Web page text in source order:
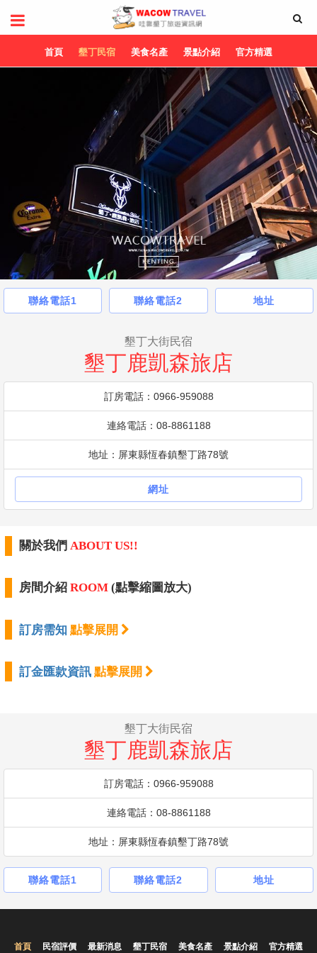
首頁 墾丁民宿 美食名產 景點介紹 官方精選
聯絡電話1 聯絡電話2 地址
墾丁大街民宿
墾丁鹿凱森旅店
訂房電話：0966-959088
連絡電話：08-8861188
地址：屏東縣恆春鎮墾丁路78號
網址
關於我們 ABOUT US!!
房間介紹 ROOM (點擊縮圖放大)
訂房需知 點擊展開
訂金匯款資訊 點擊展開
墾丁大街民宿
墾丁鹿凱森旅店
訂房電話：0966-959088
連絡電話：08-8861188
地址：屏東縣恆春鎮墾丁路78號
聯絡電話1 聯絡電話2 地址
首頁 民宿評價 最新消息 墾丁民宿 美食名產 景點介紹 官方精選